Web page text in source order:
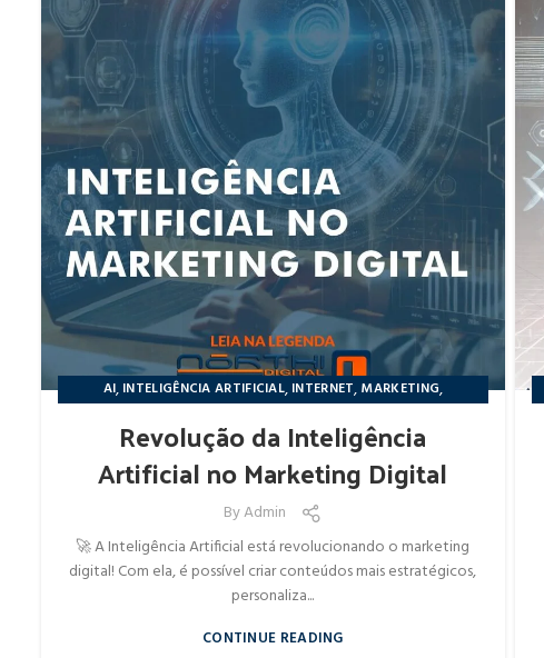
AI, INTELIGÊNCIA ARTIFICIAL, INTERNET, MARKETING,
Revolução da Inteligência
Artificial no Marketing Digital
ByAdmin
🚀 A Inteligência Artificial está revolucionando o marketing
digital! Com ela, é possível criar conteúdos mais estratégicos,
personaliza...
CONTINUE READING